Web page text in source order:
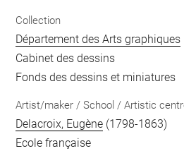
Collection
Département des Arts graphiques
Cabinet des dessins
Fonds des dessins et miniatures
Artist/maker / School / Artistic
Delacroix, Eugène (1798-1863)
Ecole française